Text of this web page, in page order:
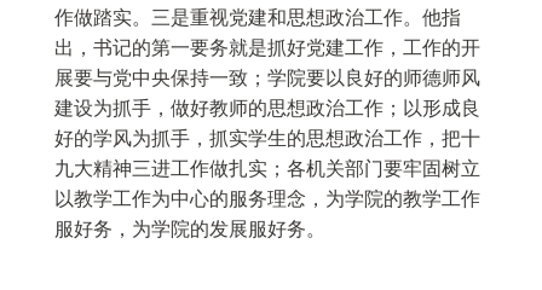
作做踏实。三是重视党建和思想政治工作。他指
出，书记的第一要务就是抓好党建工作，工作的开
展要与党中央保持一致；学院要以良好的师德师风
建设为抓手，做好教师的思想政治工作；以形成良
好的学风为抓手，抓实学生的思想政治工作，把十
九大精神三进工作做扎实；各机关部门要牢固树立
以教学工作为中心的服务理念，为学院的教学工作
服好务，为学院的发展服好务。